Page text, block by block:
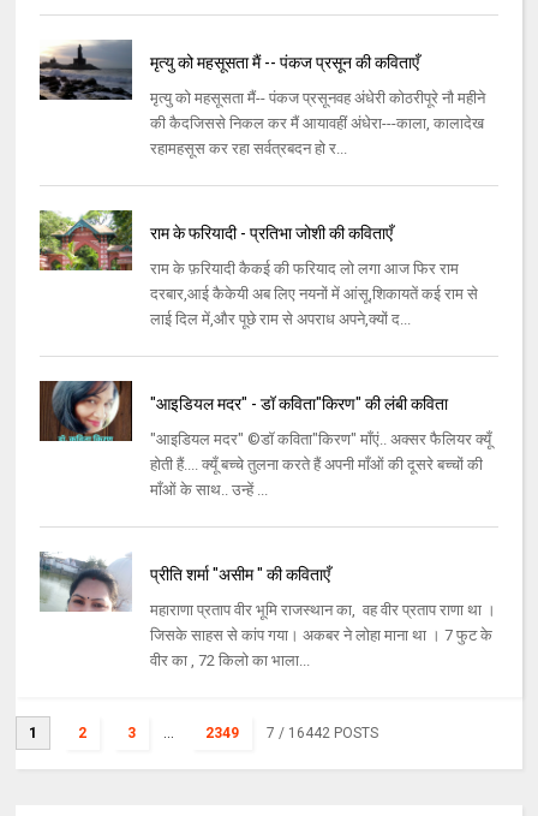
मृत्यु को महसूसता मैं -- पंकज प्रसून की कविताएँ
मृत्यु को महसूसता मैं-- पंकज प्रसूनवह अंधेरी कोठरीपूरे नौ महीने
की कैदजिससे निकल कर मैं आयावहीं अंधेरा---काला, कालादेख
रहामहसूस कर रहा सर्वत्रबदन हो र...
राम के फरियादी - प्रतिभा जोशी की कविताएँ
राम के फ़रियादी कैकई की फरियाद लो लगा आज फिर राम
दरबार,आई कैकेयी अब लिए नयनों में आंसू,शिकायतें कई राम से
लाई दिल में,और पूछे राम से अपराध अपने,क्यों द...
"आइडियल मदर" - डॉ कविता"किरण" की लंबी कविता
"आइडियल मदर" ©डॉ कविता"किरण" माँएं.. अक्सर फैलियर क्यूँ
होती हैं.... क्यूँ बच्चे तुलना करते हैं अपनी माँओं की दूसरे बच्चों की
माँओं के साथ.. उन्हें ...
प्रीति शर्मा "असीम " की कविताएँ
महाराणा प्रताप वीर भूमि राजस्थान का, वह वीर प्रताप राणा था ।
जिसके साहस से कांप गया। अकबर ने लोहा माना था । 7 फुट के
वीर का , 72 किलो का भाला...
1 2 3 ... 2349 7 / 16442 POSTS